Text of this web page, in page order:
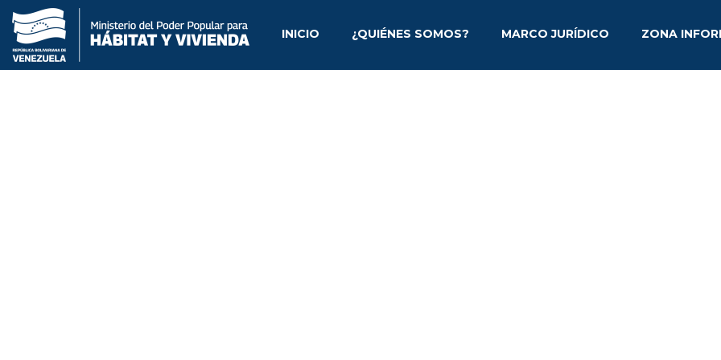
INICIO ¿QUIÉNES SOMOS? MARCO JURÍDICO ZONA